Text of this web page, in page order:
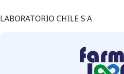
LABORATORIO CHILE S A